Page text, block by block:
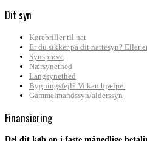
Dit syn
Kørebriller til nat
Er du sikker på dit nattesyn? Eller
Synsprøve
Nærsynethed
Langsynethed
Bygningsfejl? Vi kan hjælpe.
Gammelmandssyn/alderssyn
Finansiering